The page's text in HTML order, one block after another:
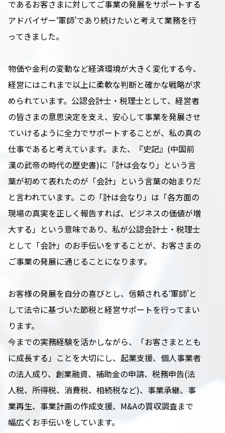
であるお客さまに対してご事業の発展をサポートする
アドバイザー‘軍師’であり続けたいと考えて業務を行
ってきました。
物価や金利の変動など経済環境が大きく変化する今、
経営にはこれまで以上に柔軟な判断と確かな戦略が求
められています。公認会計士・税理士として、経営者
の皆さまの意思決定を支え、安心して事業を発展させ
ていけるように全力でサポートすることが、私の真の
仕事であると考えています。また、『史記』(中国前
漢の武帝の時代の歴史書)に「計は会なり」という言
葉が初めて表れたのが「会計」という言葉の始まりだ
と言われています。この「計は会なり」は「各方面の
現場の真実を正しく報告すれば、ビジネスの価値が増
大する」という意味であり、私が公認会計士・税理士
として「会計」のお手伝いをすることが、お客さまの
ご事業の発展に通じることになります。
お客様の発展を自分の喜びとし、信頼される‘軍師’と
して法令に基づいた節税と経営サポートを行ってまい
ります。
今までの実務経験を活かしながら、「お客さまととも
に成長する」ことを大切にし、起業支援、個人事業者
の法人成り、創業融資、補助金の申請、税務申告(法
人税、所得税、消費税、相続税など)、事業承継、事
業再生、事業計画の作成支援、M&Aの買収調査まで
幅広くお手伝いをしています。